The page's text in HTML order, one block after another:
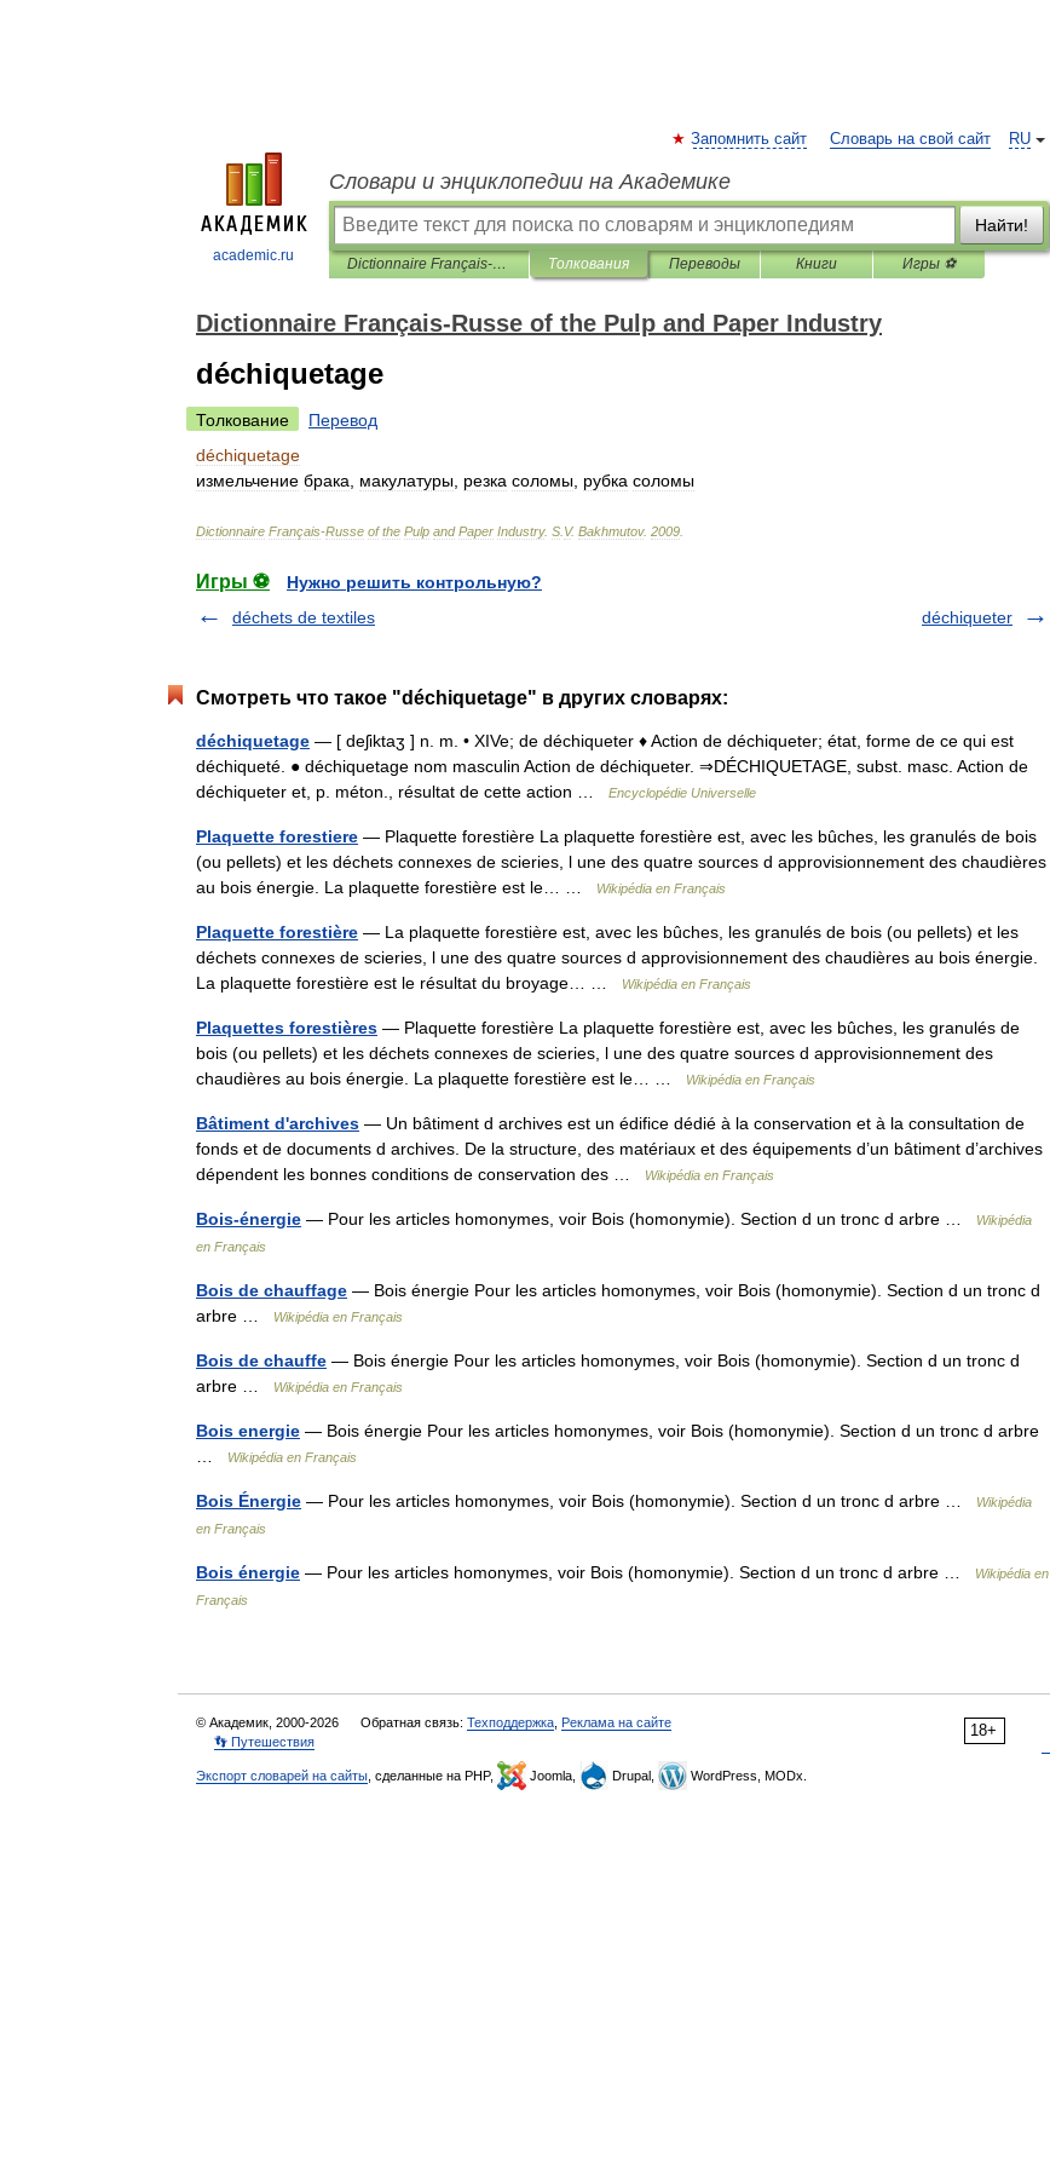
academic.ru
RU
Запомнить сайт Словарь на свой сайт
Словари и энциклопедии на Академике
Найти!
Dictionnaire Français-Russe of the Pulp and Paper Industry Толкования Переводы Книги Игры ⚽
Dictionnaire Français-Russe of the Pulp and Paper Industry
déchiquetage
Толкование
Перевод
déchiquetage
измельчение брака макулатуры резка соломы рубка соломы
Dictionnaire Français-Russe of the Pulp and Paper Industry. S V. Bakhmutov. 2009
Игры ⚽
Нужно решить контрольную?
déchets de textiles
déchiqueter
Смотреть что такое "déchiquetage" в других словарях:
déchiquetage — [ deʃiktaʒ ] n. m. • XIVe; de déchiqueter ♦ Action de déchiqueter; état, forme de ce qui est
déchiqueté. ● déchiquetage nom masculin Action de déchiqueter. ⇒DÉCHIQUETAGE, subst. masc. Action de
déchiqueter et, p. méton., résultat de cette action …
Encyclopédie Universelle
Plaquette forestiere — Plaquette forestière La plaquette forestière est, avec les bûches, les granulés de bois
(ou pellets) et les déchets connexes de scieries, l une des quatre sources d approvisionnement des chaudières
au bois énergie. La plaquette forestière est le… …
Wikipédia en Français
Plaquette forestière — La plaquette forestière est, avec les bûches, les granulés de bois (ou pellets) et les
déchets connexes de scieries, l une des quatre sources d approvisionnement des chaudières au bois énergie.
La plaquette forestière est le résultat du broyage… …
Wikipédia en Français
Plaquettes forestières — Plaquette forestière La plaquette forestière est, avec les bûches, les granulés de
bois (ou pellets) et les déchets connexes de scieries, l une des quatre sources d approvisionnement des
chaudières au bois énergie. La plaquette forestière est le… …
Wikipédia en Français
Bâtiment d'archives — Un bâtiment d archives est un édifice dédié à la conservation et à la consultation de
fonds et de documents d archives. De la structure, des matériaux et des équipements d’un bâtiment d’archives
dépendent les bonnes conditions de conservation des …
Wikipédia en Français
Bois-énergie — Pour les articles homonymes, voir Bois (homonymie). Section d un tronc d arbre …
Wikipédia
en Français
Bois de chauffage — Bois énergie Pour les articles homonymes, voir Bois (homonymie). Section d un tronc d
arbre …
Wikipédia en Français
Bois de chauffe — Bois énergie Pour les articles homonymes, voir Bois (homonymie). Section d un tronc d
arbre …
Wikipédia en Français
Bois energie — Bois énergie Pour les articles homonymes, voir Bois (homonymie). Section d un tronc d arbre
Wikipédia en Français
Bois Énergie — Pour les articles homonymes, voir Bois (homonymie). Section d un tronc d arbre …
Wikipédia
en Français
Bois énergie — Pour les articles homonymes, voir Bois (homonymie). Section d un tronc d arbre …
Wikipédia en
Français
18+
© Академик, 2000-2026 Обратная связь: Техподдержка Реклама на сайте
👣 Путешествия
Экспорт словарей на сайты , сделанные на PHP, Joomla, Drupal, WordPress, MODx.